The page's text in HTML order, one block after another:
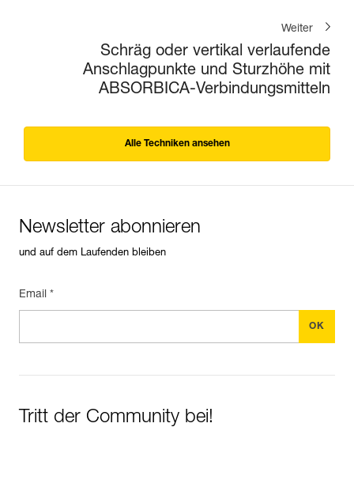
Weiter
Schräg oder vertikal verlaufende
Anschlagpunkte und Sturzhöhe mit
ABSORBICA-Verbindungsmitteln
Alle Techniken ansehen
Newsletter abonnieren
und auf dem Laufenden bleiben
Email *
Tritt der Community bei!